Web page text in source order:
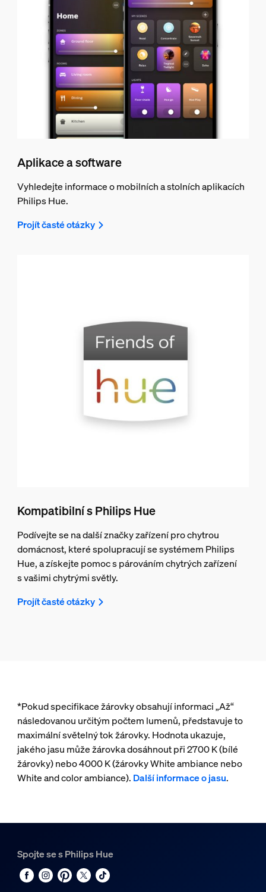
Aplikace a software
Vyhledejte informace o mobilních a stolních aplikacích
Philips Hue.
Projít časté otázky
Kompatibilní s Philips Hue
Podívejte se na další značky zařízení pro chytrou
domácnost, které spolupracují se systémem Philips
Hue, a získejte pomoc s párováním chytrých zařízení
s vašimi chytrými světly.
Projít časté otázky
*Pokud specifikace žárovky obsahují informaci „Až“
následovanou určitým počtem lumenů, představuje to
maximální světelný tok žárovky. Hodnota ukazuje,
jakého jasu může žárovka dosáhnout při 2700 K (bílé
žárovky) nebo 4000 K (žárovky White ambiance nebo
White and color ambiance). Další informace o jasu.
Spojte se s Philips Hue